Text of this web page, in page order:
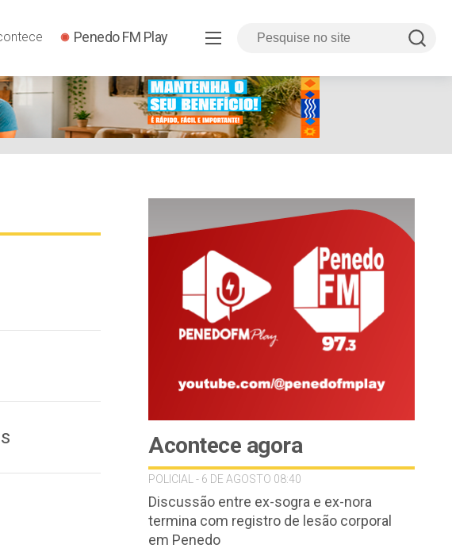
Penedo FM Play
Acontece agora
POLICIAL - 6 DE AGOSTO 08:40
Discussão entre ex-sogra e ex-nora
termina com registro de lesão corporal
em Penedo